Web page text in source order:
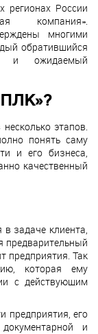
России
компания».
многими
обратившийся
и ожидаемый
этапов.
понять саму
и его бизнеса,
качественный
задаче клиента,
предварительный
предприятия. Так
которая ему
с действующим
предприятия, его
и